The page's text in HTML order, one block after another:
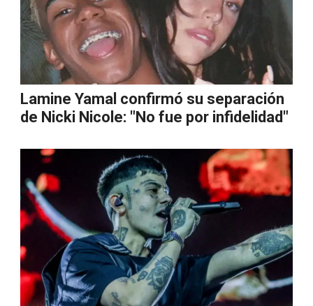
Lamine Yamal confirmó su separación
de Nicki Nicole: "No fue por infidelidad"